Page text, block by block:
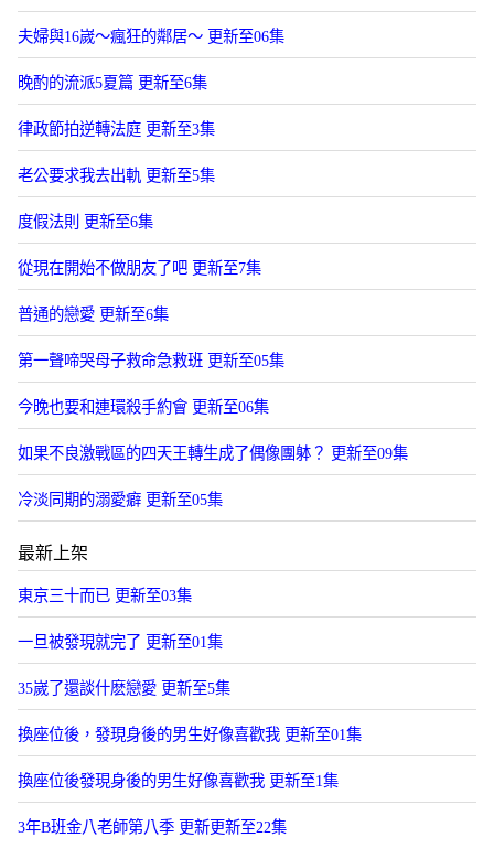
夫婦與16嵗～瘋狂的鄰居～ 更新至06集
晚酌的流派5夏篇 更新至6集
律政節拍逆轉法庭 更新至3集
老公要求我去出軌 更新至5集
度假法則 更新至6集
從現在開始不做朋友了吧 更新至7集
普通的戀愛 更新至6集
第一聲啼哭母子救命急救班 更新至05集
今晚也要和連環殺手約會 更新至06集
如果不良激戰區的四天王轉生成了偶像團躰？ 更新至09集
冷淡同期的溺愛癖 更新至05集
最新上架
東京三十而已 更新至03集
一旦被發現就完了 更新至01集
35嵗了還談什麽戀愛 更新至5集
換座位後，發現身後的男生好像喜歡我 更新至01集
換座位後發現身後的男生好像喜歡我 更新至1集
3年B班金八老師第八季 更新更新至22集